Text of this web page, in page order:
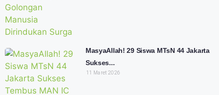
MasyaAllah! 29 Siswa MTsN 44 Jakarta
Sukses...
11 Maret 2026